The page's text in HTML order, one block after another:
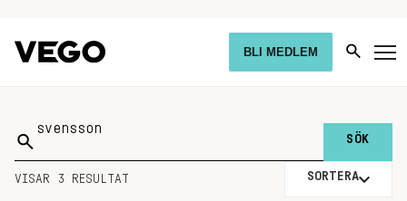
BLI MEDLEM
Sök
på:
VISAR 3 RESULTAT SORTERA